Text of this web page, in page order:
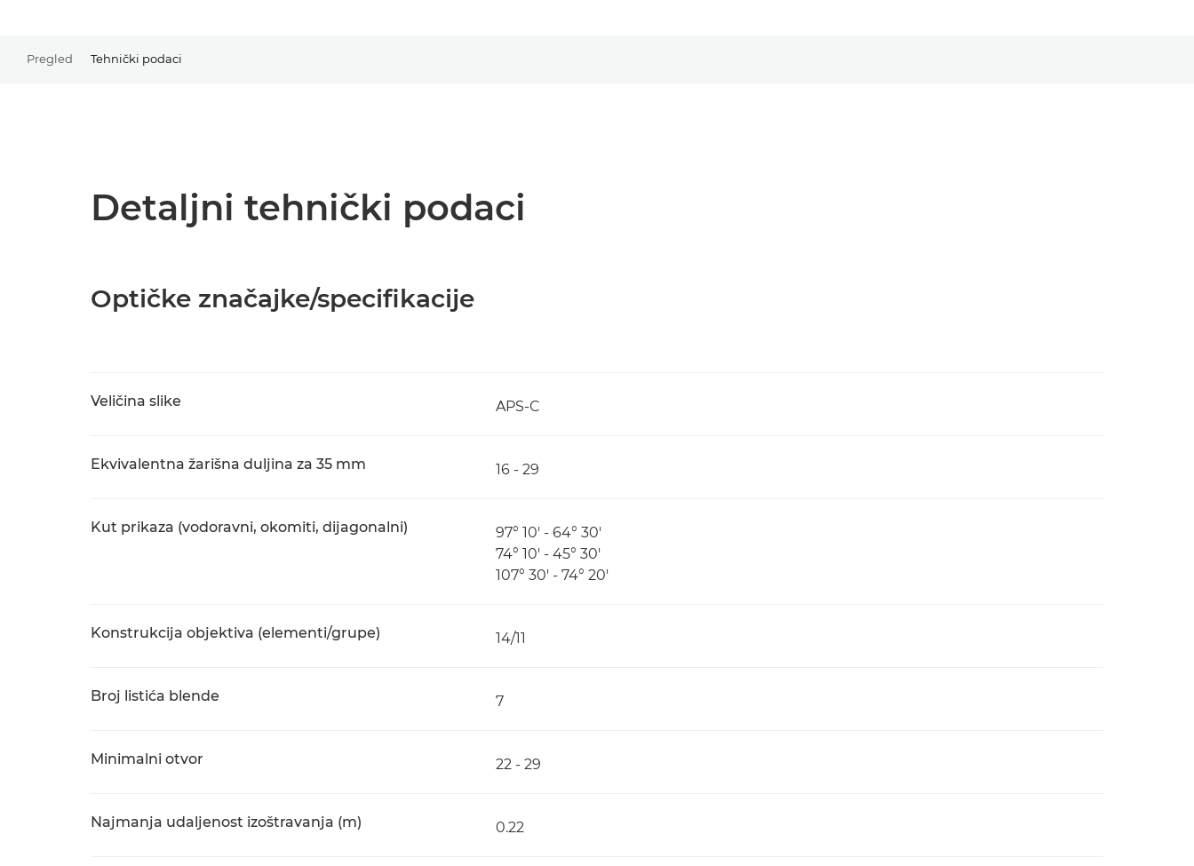
Pregled Tehnički podaci
Detaljni tehnički podaci
Optičke značajke/specifikacije
Veličina slike APS-C
Ekvivalentna žarišna duljina za 35 mm 16 - 29
Kut prikaza (vodoravni, okomiti, dijagonalni)
97° 10′ - 64° 30′
74° 10′ - 45° 30′
107° 30′ - 74° 20′
Konstrukcija objektiva (elementi/grupe) 14/11
Broj listića blende 7
Minimalni otvor 22 - 29
Najmanja udaljenost izoštravanja (m) 0.22